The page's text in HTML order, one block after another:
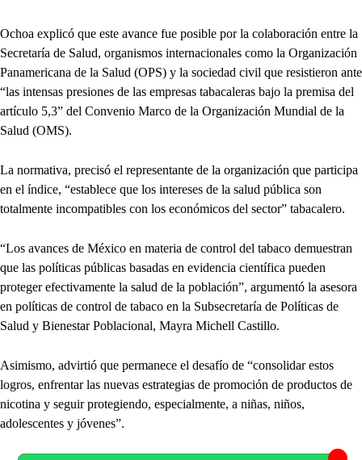
Ochoa explicó que este avance fue posible por la colaboración entre la
Secretaría de Salud, organismos internacionales como la Organización
Panamericana de la Salud (OPS) y la sociedad civil que resistieron ante
“las intensas presiones de las empresas tabacaleras bajo la premisa del
artículo 5,3” del Convenio Marco de la Organización Mundial de la
Salud (OMS).
La normativa, precisó el representante de la organización que participa
en el índice, “establece que los intereses de la salud pública son
totalmente incompatibles con los económicos del sector” tabacalero.
“Los avances de México en materia de control del tabaco demuestran
que las políticas públicas basadas en evidencia científica pueden
proteger efectivamente la salud de la población”, argumentó la asesora
en políticas de control de tabaco en la Subsecretaría de Políticas de
Salud y Bienestar Poblacional, Mayra Michell Castillo.
Asimismo, advirtió que permanece el desafío de “consolidar estos
logros, enfrentar las nuevas estrategias de promoción de productos de
nicotina y seguir protegiendo, especialmente, a niñas, niños,
adolescentes y jóvenes”.